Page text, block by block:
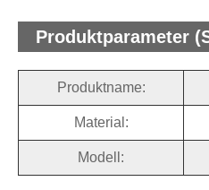
Produktparameter
Produktname:
Material:
Modell: